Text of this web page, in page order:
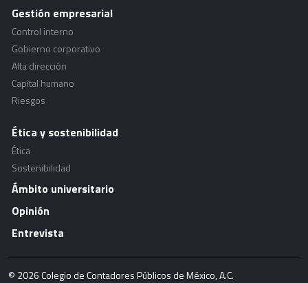
Gestión empresarial
Control interno
Gobierno corporativo
Alta dirección
Capital humano
Riesgos
Ética y sostenibilidad
Ética
Sostenibilidad
Ámbito universitario
Opinión
Entrevista
© 2026 Colegio de Contadores Públicos de México, A.C.